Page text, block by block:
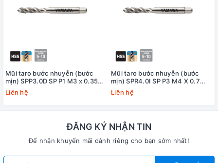
Mũi taro bước nhuyễn (bước
mịn) SPP3.0D SP P1 M3 x 0.35
Yamawa
Liên hệ
Mũi taro bước nhuyễn (bước
mịn) SPR4.0I SP P3 M4 X 0.7
+20 Yamawa (dung sai lớn)
Liên hệ
ĐĂNG KÝ NHẬN TIN
Để nhận khuyến mãi dành riêng cho bạn sớm nhất!